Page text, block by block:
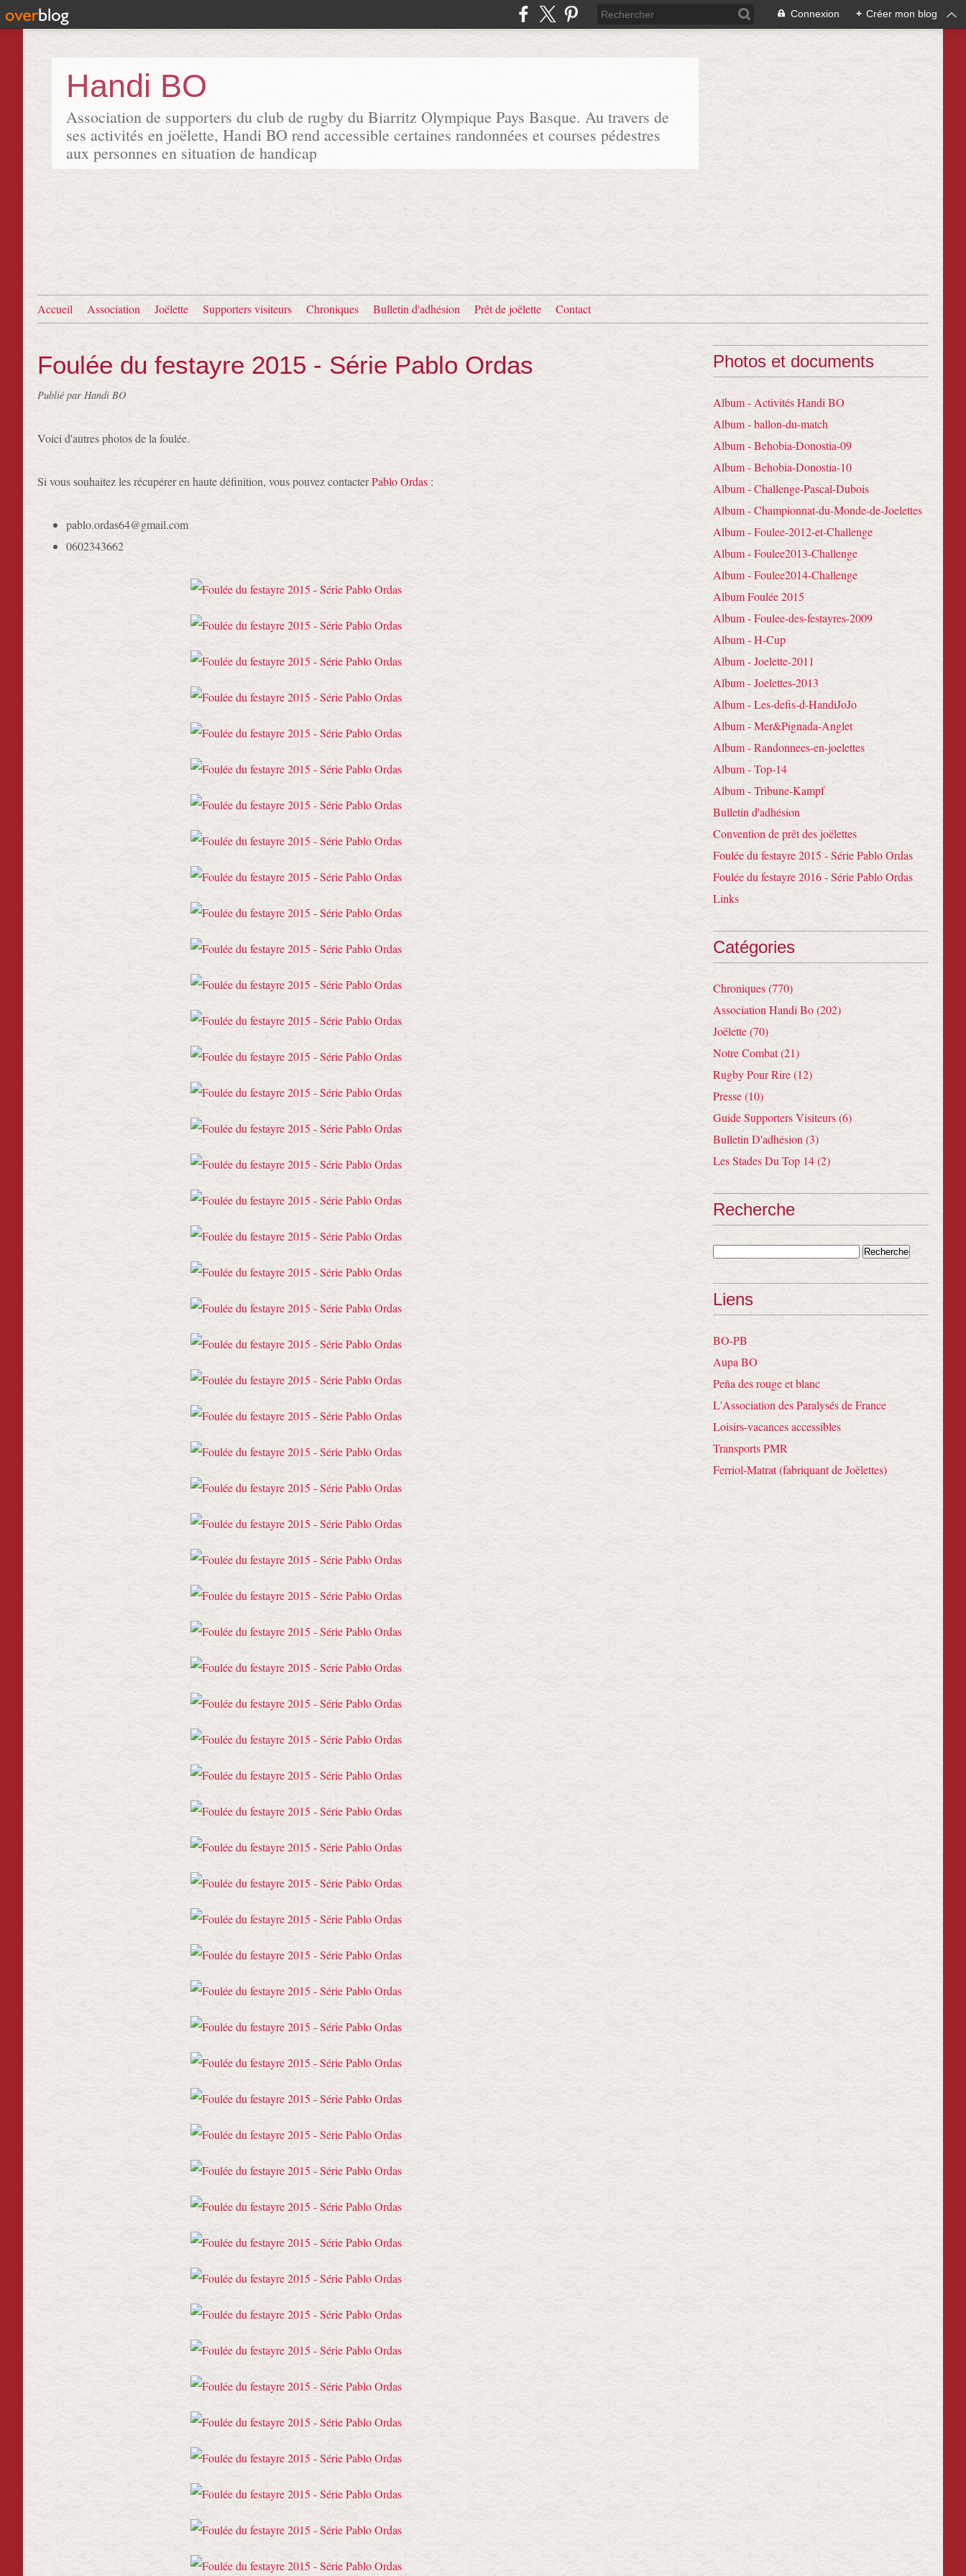
Connexion + Créer mon blog
Handi BO
Association de supporters du club de rugby du Biarritz Olympique Pays Basque. Au travers de
ses activités en joëlette, Handi BO rend accessible certaines randonnées et courses pédestres
aux personnes en situation de handicap
Accueil Association Joëlette Supporters visiteurs Chroniques Bulletin d'adhésion Prêt de joëlette Contact
Foulée du festayre 2015 - Série Pablo Ordas
Publié par Handi BO
Voici d'autres photos de la foulée.
Si vous souhaitez les récupérer en haute définition, vous pouvez contacterPablo Ordas :
pablo.ordas64@gmail.com
0602343662
Photos et documents
Album - Activités Handi BO
Album - ballon-du-match
Album - Behobia-Donostia-09
Album - Behobia-Donostia-10
Album - Challenge-Pascal-Dubois
Album - Championnat-du-Monde-de-Joelettes
Album - Foulee-2012-et-Challenge
Album - Foulee2013-Challenge
Album - Foulee2014-Challenge
Album Foulée 2015
Album - Foulee-des-festayres-2009
Album - H-Cup
Album - Joelette-2011
Album - Joelettes-2013
Album - Les-defis-d-HandiJoJo
Album - Mer&Pignada-Anglet
Album - Randonnees-en-joelettes
Album - Top-14
Album - Tribune-Kampf
Bulletin d'adhésion
Convention de prêt des joëlettes
Foulée du festayre 2015 - Série Pablo Ordas
Foulée du festayre 2016 - Série Pablo Ordas
Links
Catégories
Chroniques (770)
Association Handi Bo (202)
Joëlette (70)
Notre Combat (21)
Rugby Pour Rire (12)
Presse (10)
Guide Supporters Visiteurs (6)
Bulletin D'adhésion (3)
Les Stades Du Top 14 (2)
Recherche
Liens
BO-PB
Aupa BO
Peña des rouge et blanc
L'Association des Paralysés de France
Loisirs-vacances accessibles
Transports PMR
Ferriol-Matrat (fabriquant de Joëlettes)